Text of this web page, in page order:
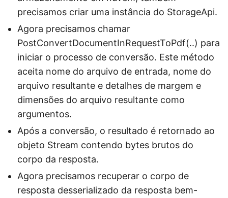
precisamos criar uma instância do StorageApi.
Agora precisamos chamar
PostConvertDocumentInRequestToPdf(..) para
iniciar o processo de conversão. Este método
aceita nome do arquivo de entrada, nome do
arquivo resultante e detalhes de margem e
dimensões do arquivo resultante como
argumentos.
Após a conversão, o resultado é retornado ao
objeto Stream contendo bytes brutos do
corpo da resposta.
Agora precisamos recuperar o corpo de
resposta desserializado da resposta bem-